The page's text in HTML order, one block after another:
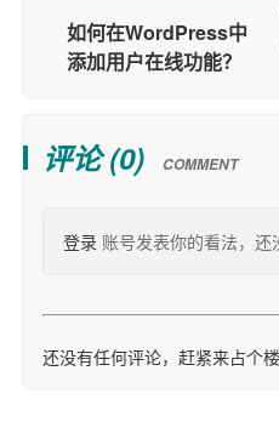
如何在WordPress中
添加用户在线功能？
评论 (0) COMMENT
登录 账号发表你的看法，
还没有任何评论，赶紧来占个楼